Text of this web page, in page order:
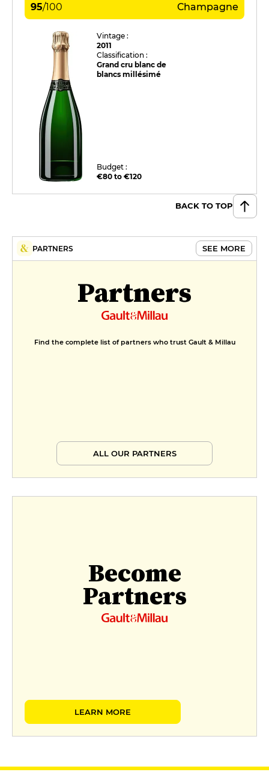
95/100 Champagne
Vintage :
2011
Classification :
Grand cru blanc de
blancs millésimé
Budget :
€80 to €120
BACK TO TOP
PARTNERS SEE MORE
Partners
Find the complete list of partners who trust Gault & Millau
ALL OUR PARTNERS
Become
Partners
LEARN MORE